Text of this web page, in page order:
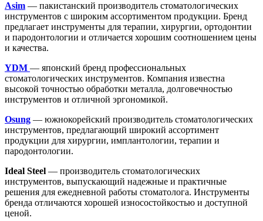
Asim — пакистанский производитель стоматологических
инструментов с широким ассортиментом продукции. Бренд
предлагает инструменты для терапии, хирургии, ортодонтии
и пародонтологии и отличается хорошим соотношением цены
и качества.
YDM — японский бренд профессиональных
стоматологических инструментов. Компания известна
высокой точностью обработки металла, долговечностью
инструментов и отличной эргономикой.
Osung — южнокорейский производитель стоматологических
инструментов, предлагающий широкий ассортимент
продукции для хирургии, имплантологии, терапии и
пародонтологии.
Ideal Steel — производитель стоматологических
инструментов, выпускающий надежные и практичные
решения для ежедневной работы стоматолога. Инструменты
бренда отличаются хорошей износостойкостью и доступной
ценой.